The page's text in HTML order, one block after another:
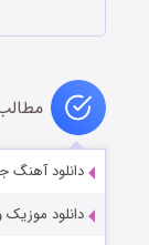
دانلود آهنگ
دانلود